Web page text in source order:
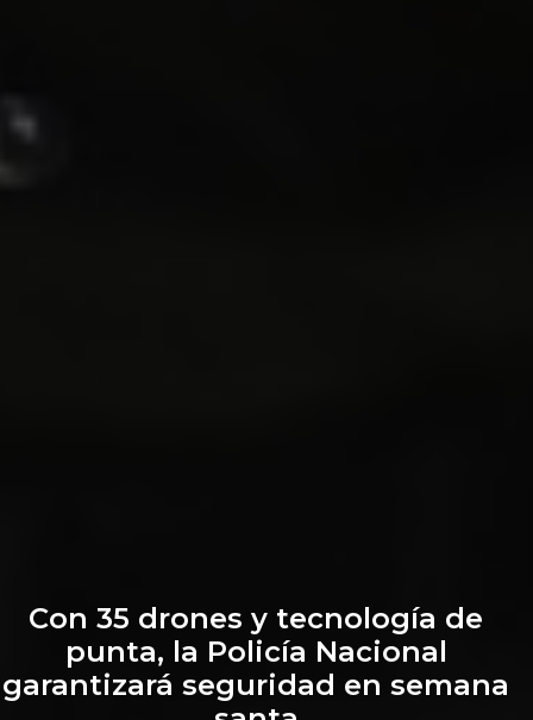
Con 35 drones y tecnología de
punta, la Policía Nacional
garantizará seguridad en semana